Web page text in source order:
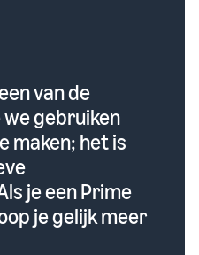
van de
gebruiken
maken; het is
je een Prime
je gelijk meer